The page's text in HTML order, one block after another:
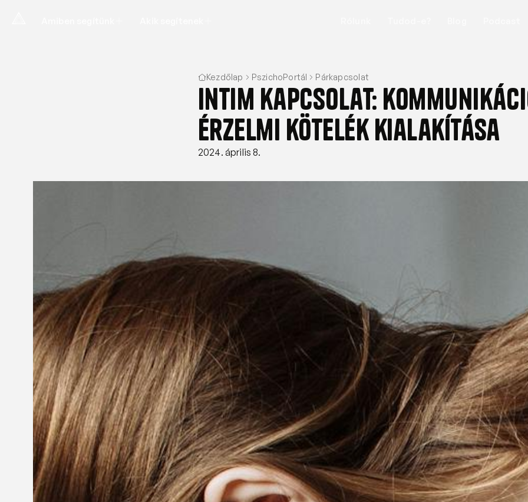
Kezdőlap PszichoPortál Párkapcsolat
Intim kapcsolat:
érzelmi kötelék kialakítása
2024. április 8.